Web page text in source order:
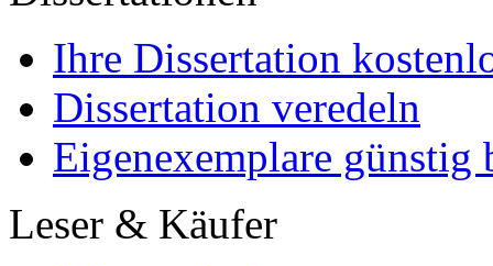
Ihre Dissertation
Dissertation veredeln
Eigenexemplare günstig
Leser & Käufer